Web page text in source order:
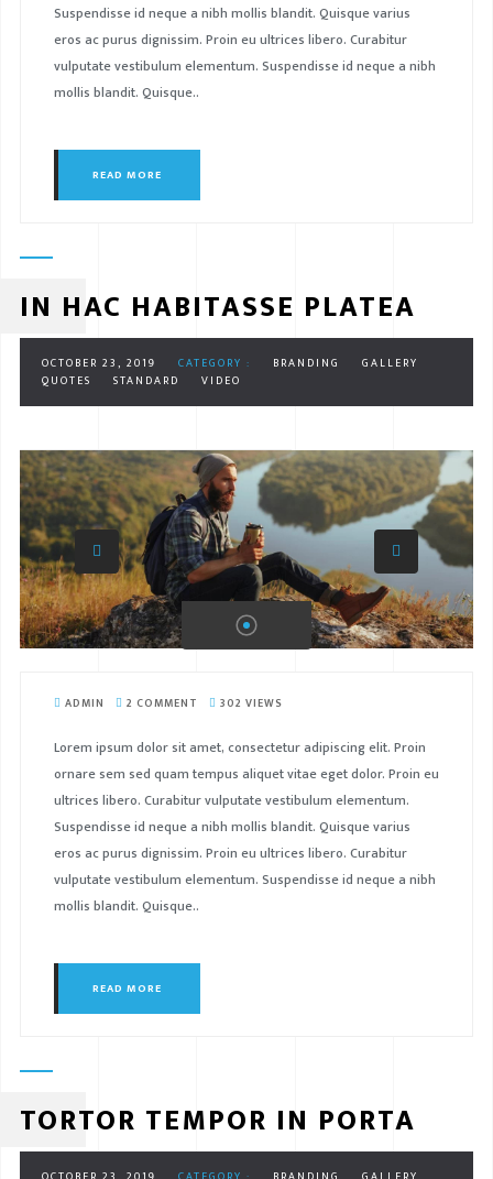
Suspendisse id neque a nibh mollis blandit. Quisque varius
eros ac purus dignissim. Proin eu ultrices libero. Curabitur
vulputate vestibulum elementum. Suspendisse id neque a nibh
mollis blandit. Quisque..
READ MORE
IN HAC HABITASSE PLATEA
OCTOBER 23, 2019 CATEGORY : BRANDING
GALLERY
QUOTES
STANDARD VIDEO
ADMIN 2 COMMENT 302 VIEWS
Lorem ipsum dolor sit amet, consectetur adipiscing elit. Proin
ornare sem sed quam tempus aliquet vitae eget dolor. Proin eu
ultrices libero. Curabitur vulputate vestibulum elementum.
Suspendisse id neque a nibh mollis blandit. Quisque varius
eros ac purus dignissim. Proin eu ultrices libero. Curabitur
vulputate vestibulum elementum. Suspendisse id neque a nibh
mollis blandit. Quisque..
READ MORE
TORTOR TEMPOR IN PORTA